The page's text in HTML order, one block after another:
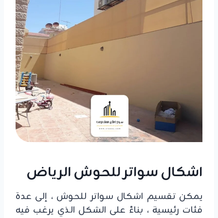
اشكال سواتر للحوش الرياض
يمكن تقسيم اشكال سواتر للحوش ، إلى عدة
فئات رئيسية ، بناءً على الشكل الذي يرغب فيه